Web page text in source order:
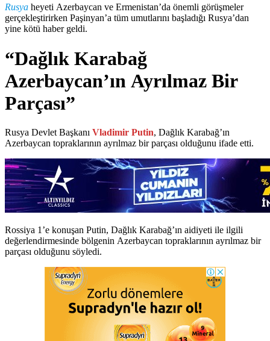
Rusya heyeti Azerbaycan ve Ermenistan’da önemli görüşmeler
gerçekleştirirken Paşinyan’a tüm umutlarını başladığı Rusya’dan
yine kötü haber geldi.
“Dağlık Karabağ
Azerbaycan’ın Ayrılmaz Bir
Parçası”
Rusya Devlet Başkanı Vladimir Putin, Dağlık Karabağ’ın
Azerbaycan topraklarının ayrılmaz bir parçası olduğunu ifade etti.
Rossiya 1’e konuşan Putin, Dağlık Karabağ’ın aidiyeti ile ilgili
değerlendirmesinde bölgenin Azerbaycan topraklarının ayrılmaz bir
parçası olduğunu söyledi.